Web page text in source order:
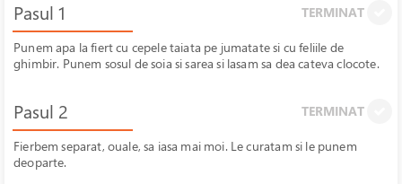
Pasul 1 TERMINAT
Punem apa la fiert cu cepele taiata pe jumatate si cu feliile de
ghimbir. Punem sosul de soia si sarea si lasam sa dea cateva clocote.
Pasul 2 TERMINAT
Fierbem separat, ouale, sa iasa mai moi. Le curatam si le punem
deoparte.